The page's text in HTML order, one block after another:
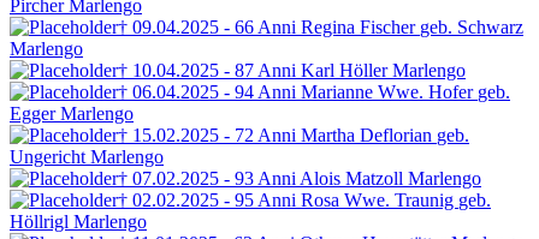
PircherMarlengo
† 09.04.2025 - 66 Anni Regina Fischer geb. Schwarz
Marlengo
† 10.04.2025 - 87 Anni Karl HöllerMarlengo
† 06.04.2025 - 94 Anni Marianne Wwe. Hofer geb.
EggerMarlengo
† 15.02.2025 - 72 Anni Martha Deflorian geb.
Ungericht Marlengo
† 07.02.2025 - 93 Anni Alois Matzoll Marlengo
† 02.02.2025 - 95 Anni Rosa Wwe. Traunig geb.
Höllrigl Marlengo